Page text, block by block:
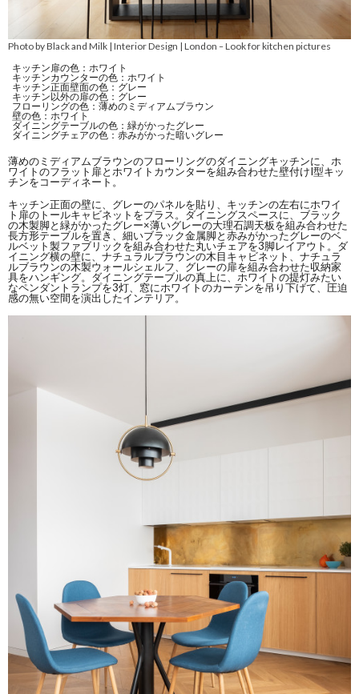
Photo by Black and Milk | Interior Design | London –Look for kitchen pictures
キッチン扉の色：ホワイト
キッチンカウンターの色：ホワイト
キッチン正面壁面の色：グレー
キッチン以外の扉の色：グレー
フローリングの色：薄めのミディアムブラウン
壁の色：ホワイト
ダイニングテーブルの色：緑がかったグレー
ダイニングチェアの色：赤みがかった暗いグレー
薄めのミディアムブラウンのフローリングのダイニングキッチンに、ホ
ワイトのフラット扉とホワイトカウンターを組み合わせた壁付けI型キッ
チンをコーディネート。
キッチン正面の壁に、グレーのパネルを貼り、キッチンの左右にホワイ
ト扉のトールキャビネットをプラス。ダイニングスペースに、ブラック
の木製脚と緑がかったグレー×薄いグレーの大理石調天板を組み合わせた
長方形テーブルを置き、細いブラック金属脚と赤みがかったグレーのベ
ルベット製ファブリックを組み合わせた丸いチェアを3脚レイアウト。ダ
イニング横の壁に、ナチュラルブラウンの木目キャビネット、ナチュラ
ルブラウンの木製ウォールシェルフ、グレーの扉を組み合わせた収納家
具をハンギング。ダイニングテーブルの真上に、ホワイトの提灯みたい
なペンダントランプを3灯、窓にホワイトのカーテンを吊り下げて、圧迫
感の無い空間を演出したインテリア。